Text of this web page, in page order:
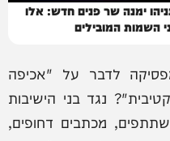
ימנה שר פנים חדש: אלו
השמות המובילים
לדבר על "אכיפה
נגד בני הישיבות
מכתבים דחופים,